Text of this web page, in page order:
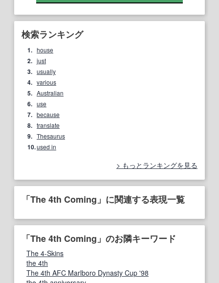
検索ランキング
1. house
2. just
3. usually
4. various
5. Australian
6. use
7. because
8. translate
9. Thesaurus
10.used in
もっとランキングを見る
「The 4th Coming」に関連する表現一覧
「The 4th Coming」のお隣キーワード
The 4-Skins
the 4th
The 4th AFC Marlboro Dynasty Cup '98